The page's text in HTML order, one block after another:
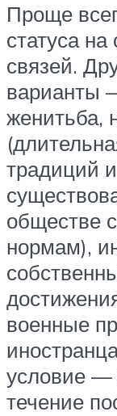
Проще
статуса
связей.
варианты
женитьба,
традиций
обществе
нормам),
военные
условие —
течение